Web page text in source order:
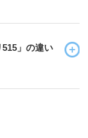
515」の違い